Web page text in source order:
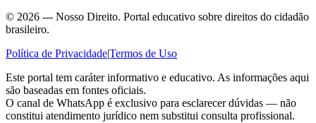
© 2026 --- Nosso Direito. Portal educativo sobre direitos do cidadão
brasileiro.
Política de Privacidade|Termos de Uso
Este portal tem caráter informativo e educativo. As informações aqui
são baseadas em fontes oficiais.
O canal de WhatsApp é exclusivo para esclarecer dúvidas — não
constitui atendimento jurídico nem substitui consulta profissional.